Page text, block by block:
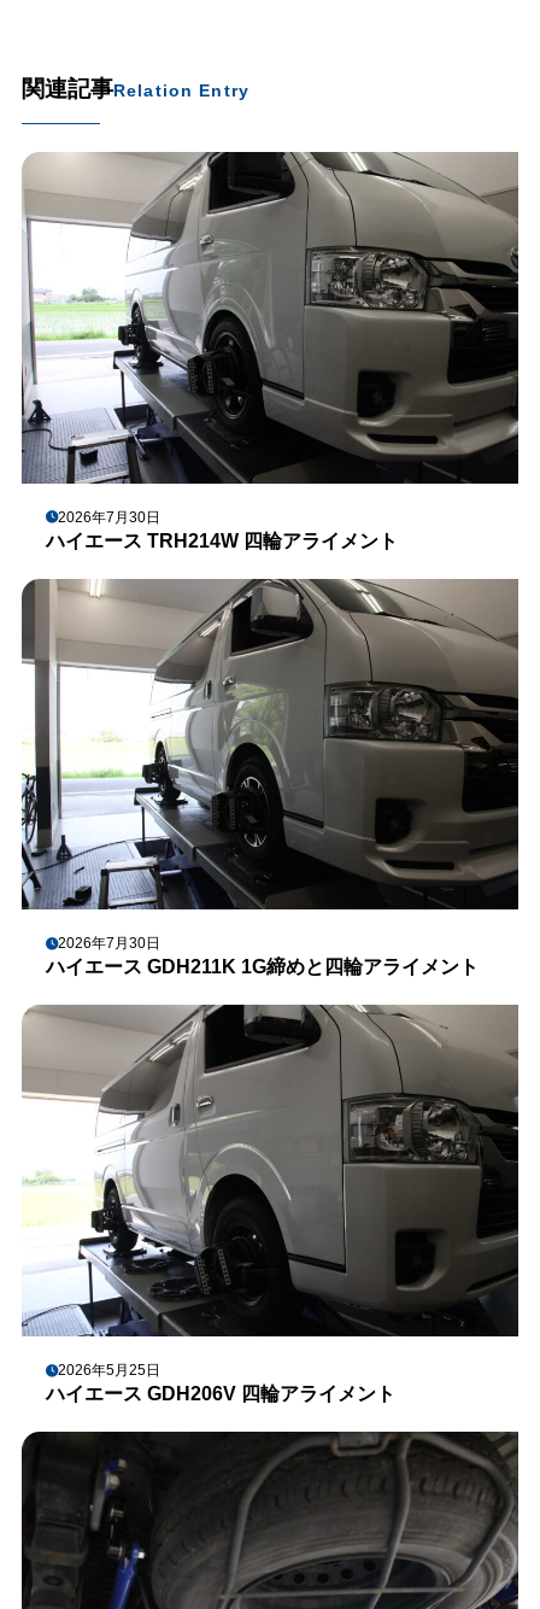
関連記事Relation Entry
2026年7月30日
ハイエース TRH214W 四輪アライメント
2026年7月30日
ハイエース GDH211K 1G締めと四輪アライメント
2026年5月25日
ハイエース GDH206V 四輪アライメント